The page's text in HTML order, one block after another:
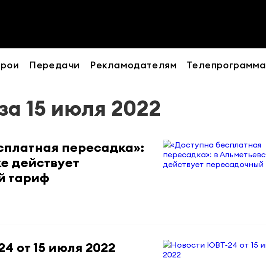
Передачи Рекламодателям Телепрограмма
15 июля 2022
пересадка»:
действует
тариф
от 15 июля 2022